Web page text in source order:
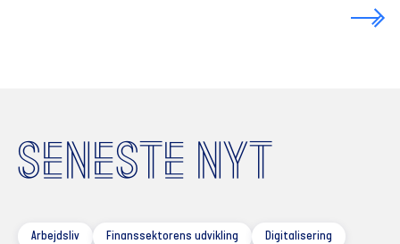
SENESTE NYT
Arbejdsliv Finanssektorens udvikling Digitalisering